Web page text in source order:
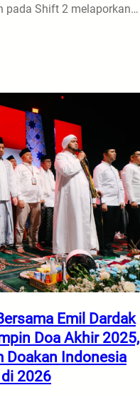
pada Shift 2 melaporkan…
Emil Dardak
Doa Akhir 2025,
Doakan Indonesia
2026